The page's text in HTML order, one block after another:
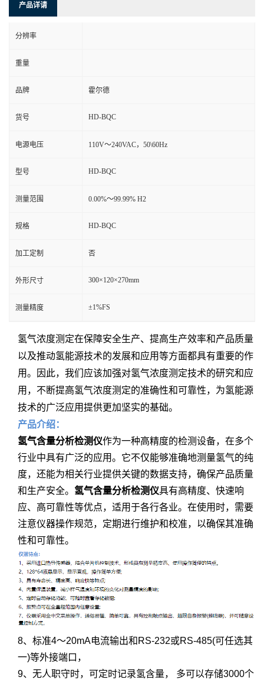
产品详请
分辨率
重量
品牌 霍尔德
货号 HD-BQC
电源电压 110V～240VAC，50\60Hz
型号 HD-BQC
测量范围 0.00%～99.99% H2
规格 HD-BQC
加工定制 否
外形尺寸 300×120×270mm
测量精度 ±1%FS
氢气浓度测定在保障安全生产、提高生产效率和产品质量
以及推动氢能源技术的发展和应用等方面都具有重要的作
用。因此，我们应该加强对氢气浓度测定技术的研究和应
用，不断提高氢气浓度测定的准确性和可靠性，为氢能源
技术的广泛应用提供更加坚实的基础。
产品介绍：
氢气含量分析检测仪作为一种高精度的检测设备，在多个
行业中具有广泛的应用。它不仅能够准确地测量氢气的纯
度，还能为相关行业提供关键的数据支持，确保产品质量
和生产安全。 氢气含量分析检测仪具有高精度、快速响
应、高可靠性等优点，适用于各行各业。在使用时，需要
注意仪器操作规范，定期进行维护和校准，以确保其准确
性和可靠性。
8、标准4～20mA电流输出和RS-232或RS-485(可任选其
一)等外接端口，
9、无人职守时，可定时记录氢含量， 多可以存储3000个